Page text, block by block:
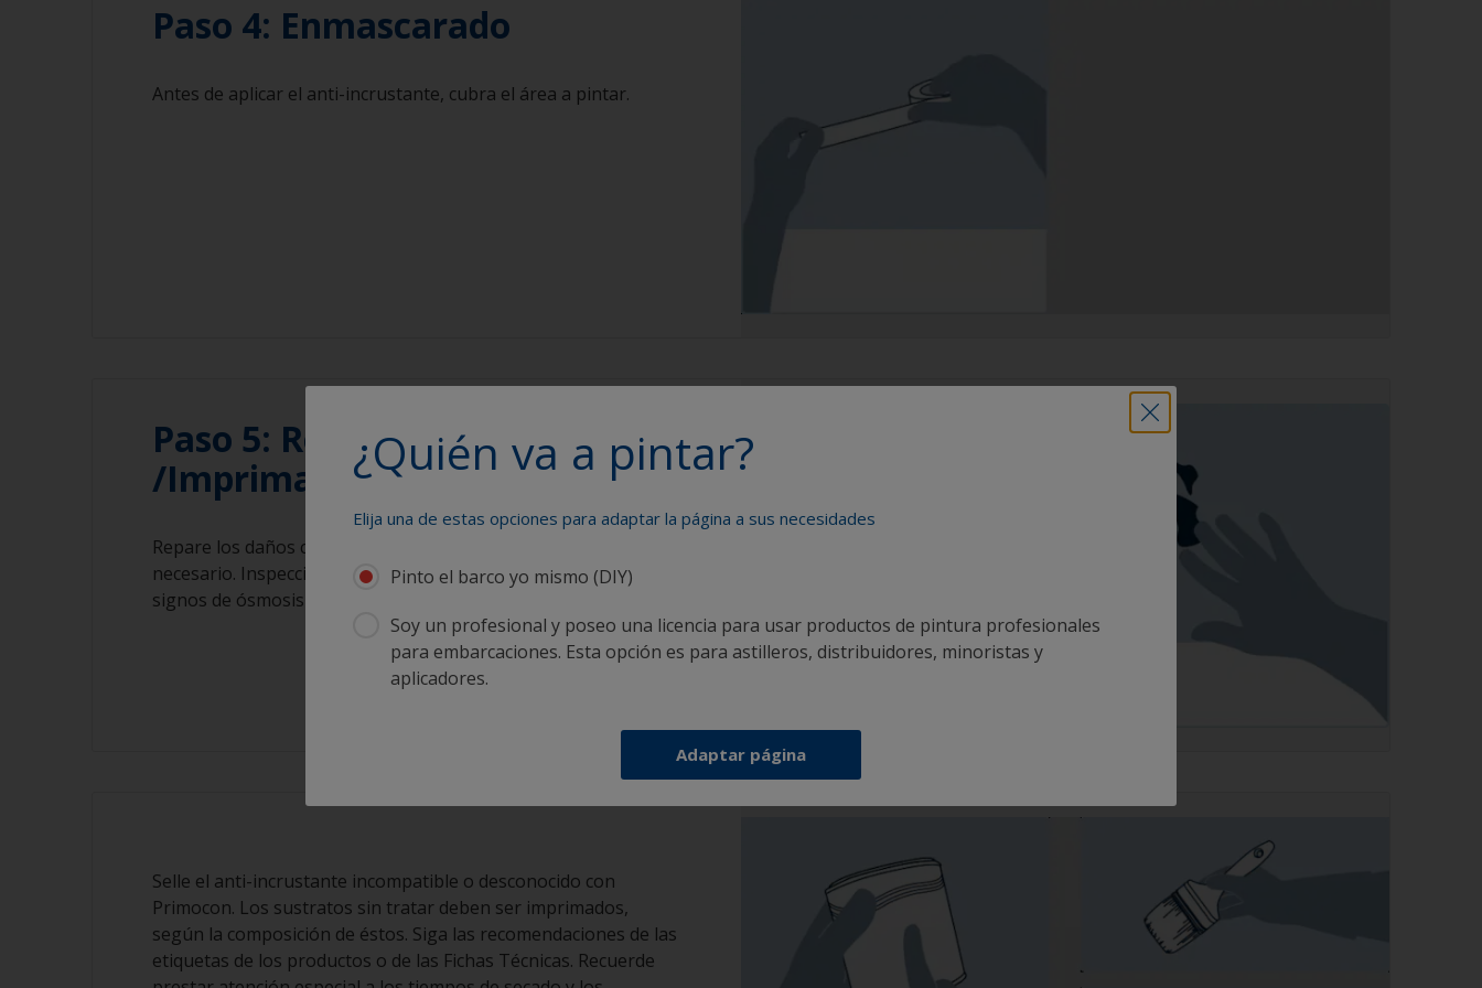
Paso 4: Enmascarado
Antes de aplicar el anti-incrustante, cubra el área a pintar.
Paso 5: Reparación
/Imprimación
Repare los daños con Masilla Epoxy Watertite cuando sea
necesario. Inspeccione el GRP si existieran daños en el gelcoat o
signos de ósmosis y trate convenientemente.
Selle el anti-incrustante incompatible o desconocido con
Primocon. Los sustratos sin tratar deben ser imprimados,
según la composición de éstos. Siga las recomendaciones de las
etiquetas de los productos o de las Fichas Técnicas. Recuerde
¿Quién va a pintar?
Elija una de estas opciones para adaptar la página a sus necesidades
Pinto el barco yo mismo (DIY)
Soy un profesional y poseo una licencia para usar productos de pintura profesionales
para embarcaciones. Esta opción es para astilleros, distribuidores, minoristas y
aplicadores.
Adaptar página